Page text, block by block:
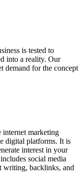
is tested to
into a reality. Our
demand for the concept
internet marketing
digital platforms. It is
interest in your
social media
writing, backlinks, and